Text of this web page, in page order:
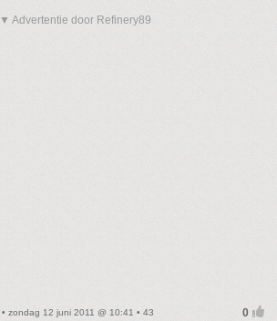
▼ Advertentie door Refinery89
• zondag 12 juni 2011 @ 10:41 • 43